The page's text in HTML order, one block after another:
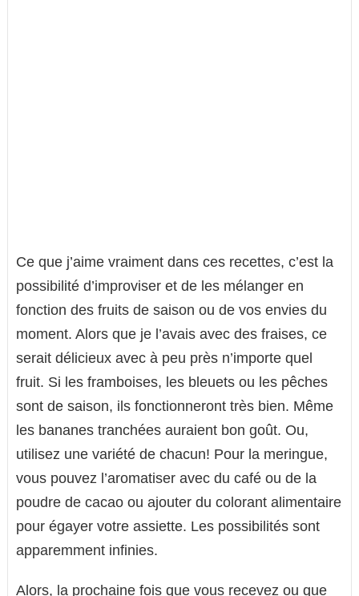
Ce que j’aime vraiment dans ces recettes, c’est la
possibilité d’improviser et de les mélanger en
fonction des fruits de saison ou de vos envies du
moment. Alors que je l’avais avec des fraises, ce
serait délicieux avec à peu près n’importe quel
fruit. Si les framboises, les bleuets ou les pêches
sont de saison, ils fonctionneront très bien. Même
les bananes tranchées auraient bon goût. Ou,
utilisez une variété de chacun! Pour la meringue,
vous pouvez l’aromatiser avec du café ou de la
poudre de cacao ou ajouter du colorant alimentaire
pour égayer votre assiette. Les possibilités sont
apparemment infinies.
Alors, la prochaine fois que vous recevez ou que